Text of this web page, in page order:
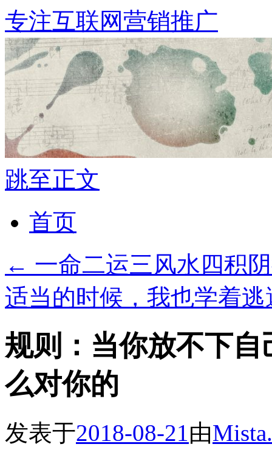
专注互联网营销推广
跳至正文
首页
← 一命二运三风水四积
适当的时候，我也学着
规则：当你放不下
么对你的
发表于2018-08-21由